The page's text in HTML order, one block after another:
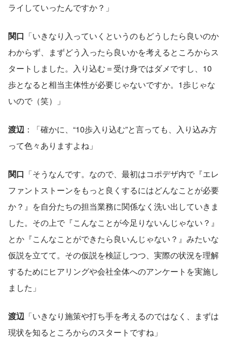
ライしていったんですか？」
関口 「いきなり入っていくというのもどうしたら良いのか
わからず、まずどう入ったら良いかを考えるところからス
タートしました。入り込む＝受け身ではダメですし、10
歩となると相当主体性が必要じゃないですか。1歩じゃな
いので（笑）」
渡辺 ：「確かに、“10歩入り込む”と言っても、入り込み方
って色々ありますよね」
関口 「そうなんです。なので、最初はコポデザ内で『エレ
ファントストーンをもっと良くするにはどんなことが必要
か？』を自分たちの担当業務に関係なく洗い出していきま
した。その上で『こんなことが今足りないんじゃない？』
とか『こんなことができたら良いんじゃない？』みたいな
仮説を立てて。その仮説を検証しつつ、実際の状況を理解
するためにヒアリングや会社全体へのアンケートを実施し
ました」
渡辺 「いきなり施策や打ち手を考えるのではなく、まずは
現状を知るところからのスタートですね」